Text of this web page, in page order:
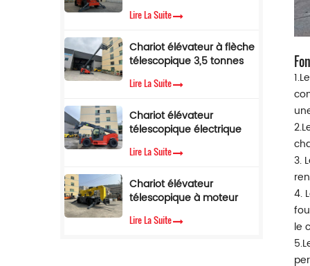
3.
4.
le
vendre
Lire La Suite
Chariot élévateur à flèche
télescopique 3,5 tonnes
télescopique avec cabine
Lire La Suite
Chariot élévateur
télescopique électrique
mètres
Lire La Suite
Chariot élévateur
télescopique à moteur
tonnes, hauteur de
Lire La Suite